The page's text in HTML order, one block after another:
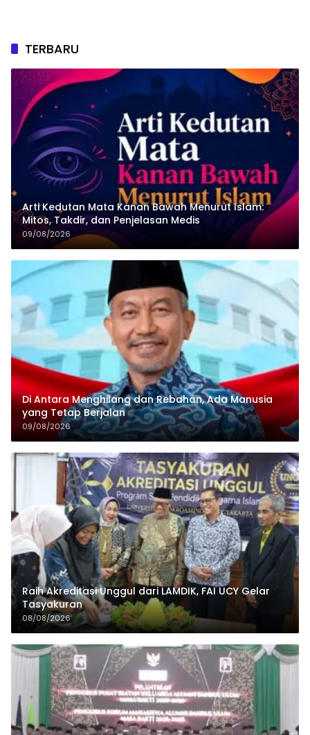
TERBARU
Arti Kedutan Mata Kanan Bawah Menurut Islam:
Mitos, Takdir, dan Penjelasan Medis
09/08/2026
Di Antara Menghilang dan Rebahan, Ada Manusia
yang Tetap Berjalan
09/08/2026
Raih Akreditasi Unggul dari LAMDIK, FAI UCY Gelar
Tasyakuran
08/08/2026